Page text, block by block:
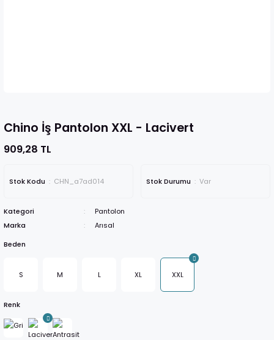
Chino İş Pantolon XXL - Lacivert
909,28 TL
Stok Kodu CHN_a7ad014 Stok Durumu Var
Kategori
Pantolon
Marka
Arısal
Beden
S M L XL XXL
Renk